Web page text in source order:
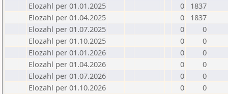
Elozahl per 01.01.2025
0
1837
Elozahl per 01.04.2025
0
1837
Elozahl per 01.07.2025
0
0
Elozahl per 01.10.2025
0
0
Elozahl per 01.01.2026
0
0
Elozahl per 01.04.2026
0
0
Elozahl per 01.07.2026
0
0
Elozahl per 01.10.2026
0 0